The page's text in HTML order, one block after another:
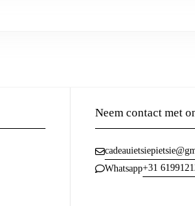
Neem contact met
Whatsapp+31